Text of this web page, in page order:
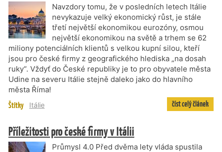
Navzdory tomu, že v posledních letech Itálie
nevykazuje velký ekonomický růst, je stále
třetí největší ekonomikou eurozóny, osmou
největší ekonomikou na světě a trhem se 62
miliony potenciálních klientů s velkou kupní silou, kteří
jsou pro české firmy z geografického hlediska „na dosah
ruky“. Vždyť do České republiky je to pro obyvatele města
Udine na severu Itálie stejně daleko jako do hlavního
města Říma!
Štítky Itálie číst celý článek
Příležitosti pro české firmy v Itálii
Průmysl 4.0 Před dvěma lety vláda spustila